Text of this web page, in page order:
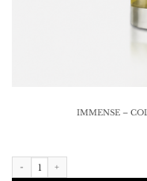
IMMENSE –
quantité de IMMENSE -